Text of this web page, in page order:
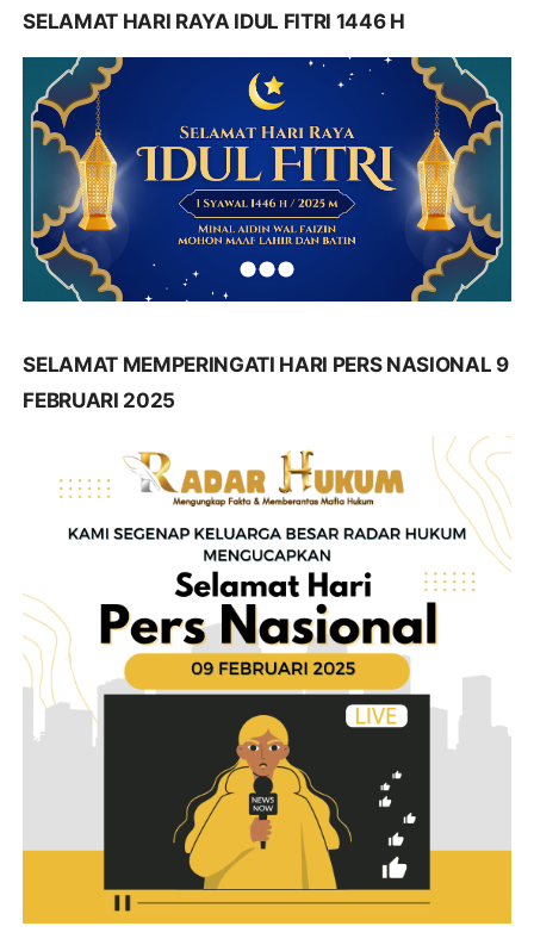
SELAMAT HARI RAYA IDUL FITRI 1446 H
SELAMAT MEMPERINGATI HARI PERS NASIONAL 9
FEBRUARI 2025